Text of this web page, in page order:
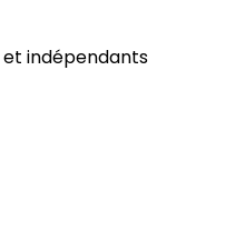
indépendants